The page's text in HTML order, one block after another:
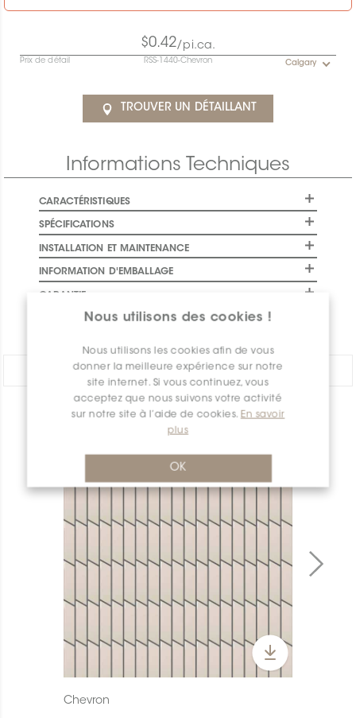
Nous utilisons des cookies !
Nous utilisons les cookies afin de vous
donner la meilleure expérience sur notre
site internet. Si vous continuez, vous
acceptez que nous suivons votre activité
sur notre site à l’aide de cookies. En savoir
plus
OK
$0.42/pi.ca.
Prix de détail RSS-1440-Chevron Calgary
TROUVER UN DÉTAILLANT
Informations Techniques
CARACTÉRISTIQUES
SPÉCIFICATIONS
INSTALLATION ET MAINTENANCE
INFORMATION D'EMBALLAGE
GARANTIE
DOCUMENTS
PARTAGER:
APERÇU DES PRODUITS
Chevron